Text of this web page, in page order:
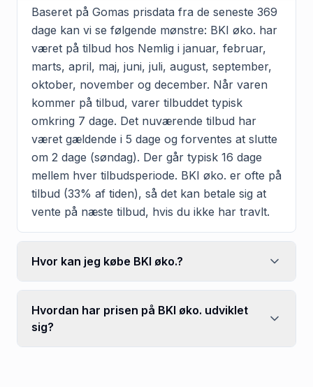
Baseret på Gomas prisdata fra de seneste 369
dage kan vi se følgende mønstre: BKI øko. har
været på tilbud hos Nemlig i januar, februar,
marts, april, maj, juni, juli, august, september,
oktober, november og december. Når varen
kommer på tilbud, varer tilbuddet typisk
omkring 7 dage. Det nuværende tilbud har
været gældende i 5 dage og forventes at slutte
om 2 dage (søndag). Der går typisk 16 dage
mellem hver tilbudsperiode. BKI øko. er ofte på
tilbud (33% af tiden), så det kan betale sig at
vente på næste tilbud, hvis du ikke har travlt.
Hvor kan jeg købe BKI øko.?
Hvordan har prisen på BKI øko. udviklet
sig?